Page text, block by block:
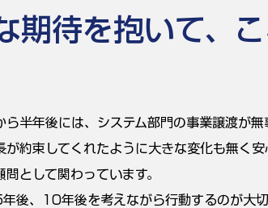
期待を抱いて、
ら半年後には、システム部門の事業譲渡が
が約束してくれたように大きな変化も無く
問として関わっています。
後、10年後を考えながら行動するのが大